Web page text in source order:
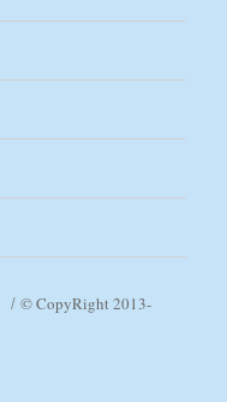
© CopyRight 2013-